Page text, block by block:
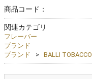
商品コード：
関連カテゴリ
フレーバー
ブランド
ブランド
BALLI TOBACCO